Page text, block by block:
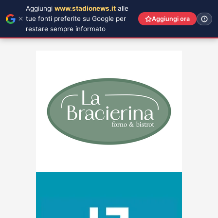
Aggiungi www.stadionews.it alle
tue fonti preferite su Google per
restare sempre informato
Aggiungi ora